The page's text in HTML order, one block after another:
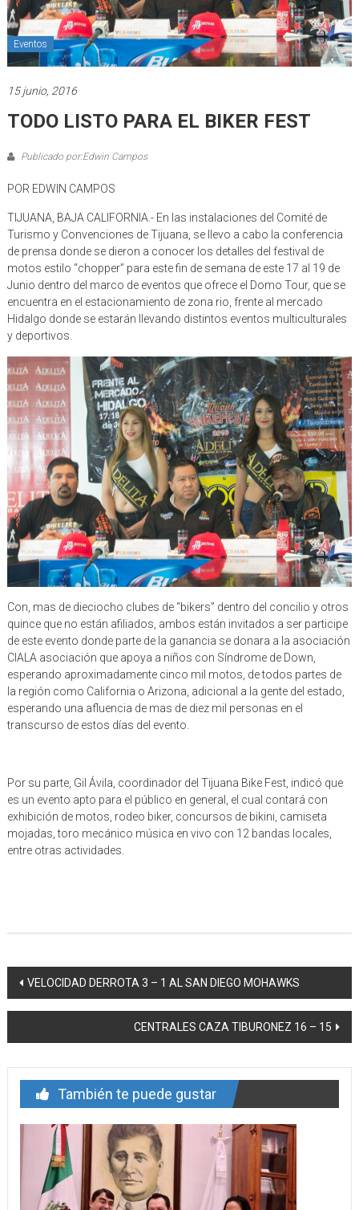
Eventos
15 junio, 2016
TODO LISTO PARA EL BIKER FEST
Publicado por:Edwin Campos
POR EDWIN CAMPOS
TIJUANA, BAJA CALIFORNIA.- En las instalaciones del Comité de
Turismo y Convenciones de Tijuana, se llevo a cabo la conferencia
de prensa donde se dieron a conocer los detalles del festival de
motos estilo “chopper” para este fin de semana de este 17 al 19 de
Junio dentro del marco de eventos que ofrece el Domo Tour, que se
encuentra en el estacionamiento de zona rio, frente al mercado
Hidalgo donde se estarán llevando distintos eventos multiculturales
y deportivos.
Con, mas de dieciocho clubes de “bikers” dentro del concilio y otros
quince que no están afiliados, ambos están invitados a ser participe
de este evento donde parte de la ganancia se donara a la asociación
CIALA asociación que apoya a niños con Síndrome de Down,
esperando aproximadamente cinco mil motos, de todos partes de
la región como California o Arizona, adicional a la gente del estado,
esperando una afluencia de mas de diez mil personas en el
transcurso de estos días del evento.
Por su parte, Gil Ávila, coordinador del Tijuana Bike Fest, indicó que
es un evento apto para el público en general, el cual contará con
exhibición de motos, rodeo biker, concursos de bikini, camiseta
mojadas, toro mecánico música en vivo con 12 bandas locales,
entre otras actividades.
Navegación
de
entrada
VELOCIDAD DERROTA 3 – 1 AL SAN DIEGO MOHAWKS
CENTRALES CAZA TIBURONEZ 16 – 15
También te puede gustar